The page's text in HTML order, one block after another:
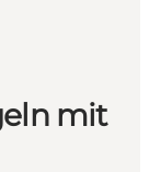
mit